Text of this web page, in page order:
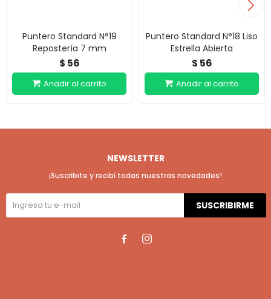
Puntero Standard N°19
Repostería 7 mm
$ 56
Puntero Standard N°18 Liso
Estrella Abierta
$ 56
NEWSLETTER
¡Suscribite y recibí todas nuestras novedades!
SUSCRIBIRME
 